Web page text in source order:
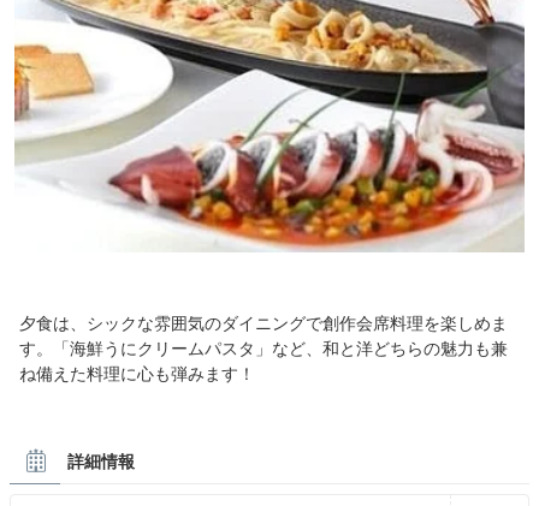
夕食は、シックな雰囲気のダイニングで創作会席料理を楽しめま
す。「海鮮うにクリームパスタ」など、和と洋どちらの魅力も兼
ね備えた料理に心も弾みます！
詳細情報